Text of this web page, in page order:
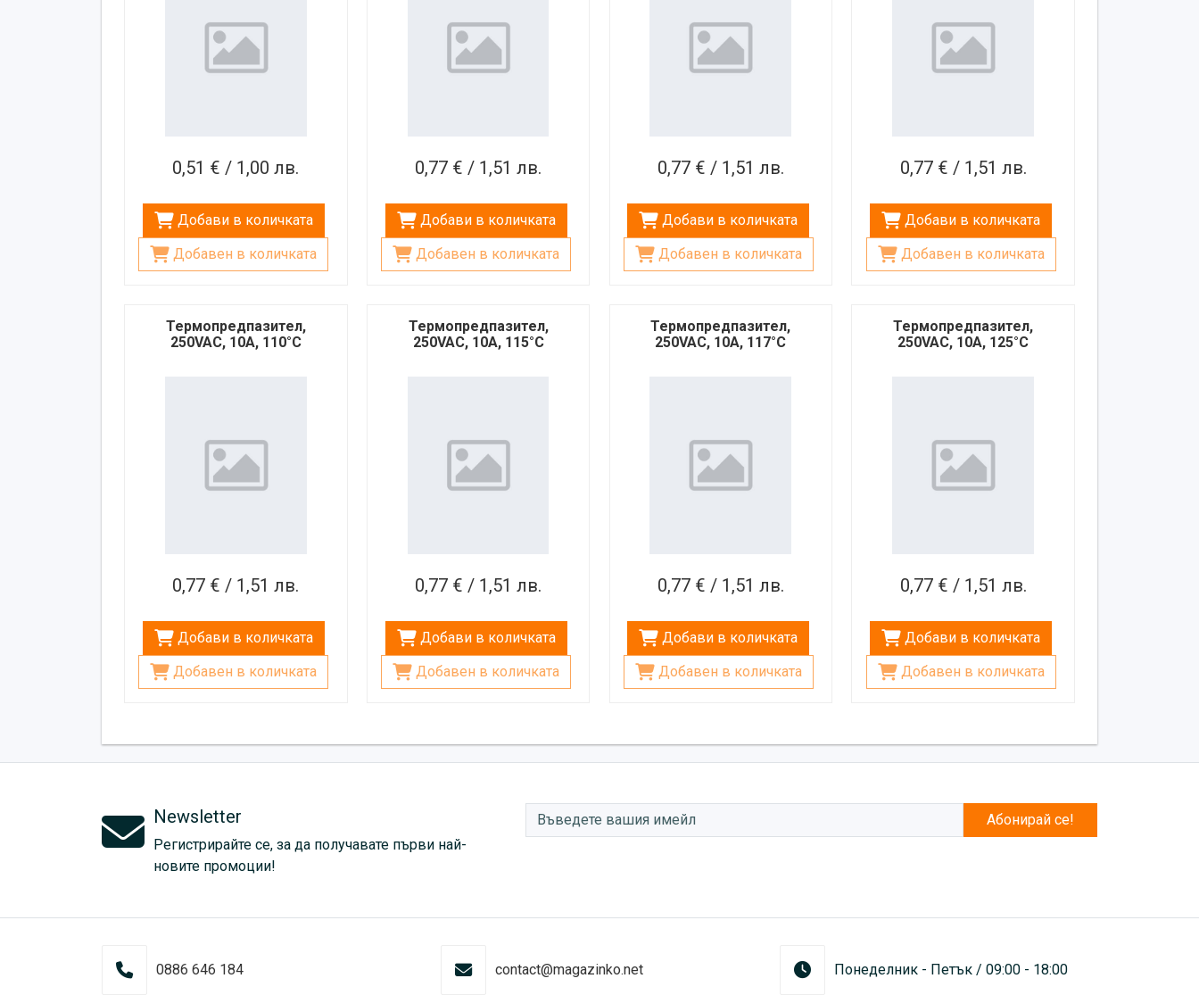
0,51 € / 1,00 лв.
Добави в количката
Добавен в количката
0,77 € / 1,51 лв.
Добави в количката
Добавен в количката
0,77 € / 1,51 лв.
Добави в количката
Добавен в количката
0,77 € / 1,51 лв.
Добави в количката
Добавен в количката
Термопредпазител,
250VAC, 10A, 110°C
0,77 € / 1,51 лв.
Добави в количката
Добавен в количката
Термопредпазител,
250VAC, 10A, 115°C
0,77 € / 1,51 лв.
Добави в количката
Добавен в количката
Термопредпазител,
250VAC, 10A, 117°C
0,77 € / 1,51 лв.
Добави в количката
Добавен в количката
Термопредпазител,
250VAC, 10A, 125°C
0,77 € / 1,51 лв.
Добави в количката
Добавен в количката
Newsletter
Регистрирайте се, за да получавате първи най-
новите промоции!
Абонирай се!
0886 646 184 contact@magazinko.net Понеделник - Петък / 09:00 - 18:00